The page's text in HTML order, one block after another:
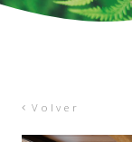
Volver